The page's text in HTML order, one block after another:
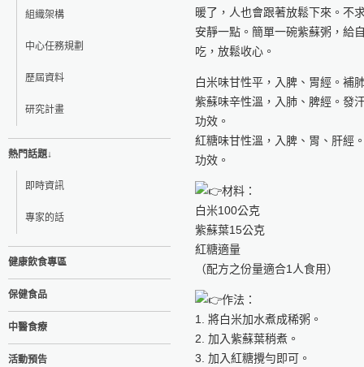
組織架構
中心任務規劃
歷屆資料
研究計畫
熱門話題↓
即時資訊
專家的話
健康飲食專區
保健食品
中醫食療
活動預告
暖了，人也會跟著放鬆下來。不
安靜一點。簡單一碗紫蘇粥，給
吃，放鬆收心。
白米味甘性平，入脾、胃經。補
紫蘇味辛性溫，入肺、脾經。發
功效。
紅糖味甘性溫，入脾、胃、肝經
功效。
材料：
白米100公克
紫蘇葉15公克
紅糖適量
（配方之份量適合1人食用）
作法：
1. 將白米加水煮成稀粥。
2. 加入紫蘇葉稍煮。
3. 加入紅糖攪勻即可。